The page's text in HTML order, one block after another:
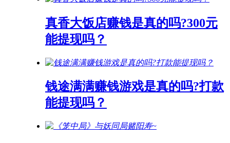
真香大饭店赚钱是真的吗?300元
能提现吗？
钱途满满赚钱游戏是真的吗?打款
能提现吗？